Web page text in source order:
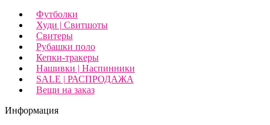
Футболки
Худи | Свитшоты
Свитеры
Рубашки поло
Кепки-тракеры
Нашивки | Наспинники
SALE | РАСПРОДАЖА
Вещи на заказ
Информация